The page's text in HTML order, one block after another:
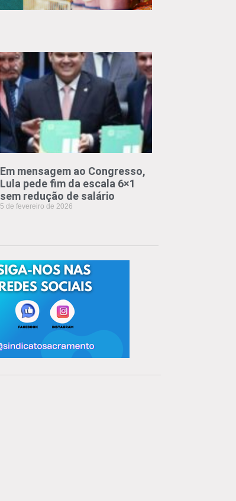
Em mensagem ao Congresso,
Lula pede fim da escala 6×1
sem redução de salário
5 de fevereiro de 2026